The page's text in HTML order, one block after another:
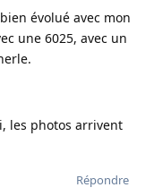
évolué avec mon
une 6025, avec un
les photos arrivent
Répondre